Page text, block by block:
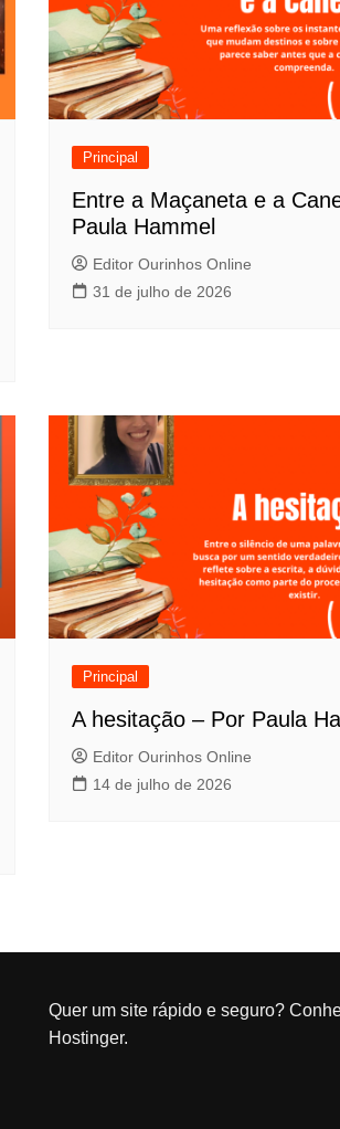
Principal
Entre a Maçaneta e a
Paula Hammel
Editor Ourinhos Online
31 de julho de 2026
Principal
A hesitação – Por Paula
Editor Ourinhos Online
14 de julho de 2026
Quer um site rápido e seguro?
Hostinger.